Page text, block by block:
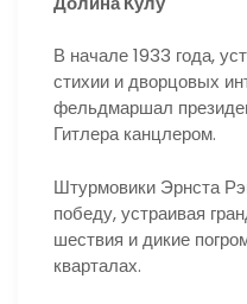
В начале 1933 года,
стихии и дворцовых
фельдмаршал
Гитлера канцлером.
Штурмовики Эрнста
победу, устраивая
шествия и дикие
кварталах.